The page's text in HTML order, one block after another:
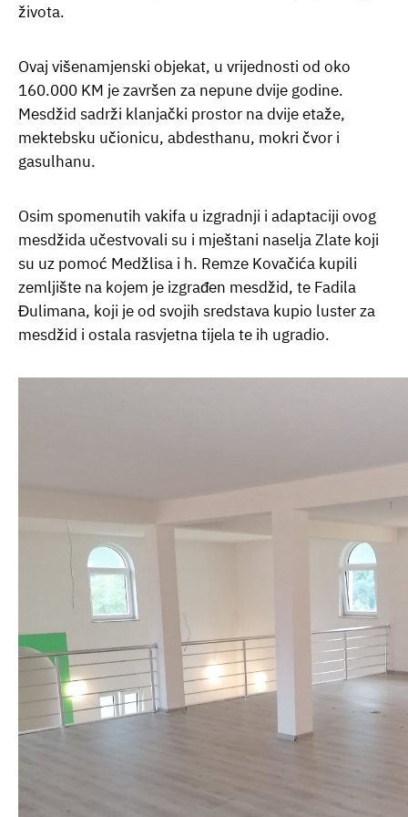
života.
Ovaj višenamjenski objekat, u vrijednosti od oko
160.000 KM je završen za nepune dvije godine.
Mesdžid sadrži klanjački prostor na dvije etaže,
mektebsku učionicu, abdesthanu, mokri čvor i
gasulhanu.
Osim spomenutih vakifa u izgradnji i adaptaciji ovog
mesdžida učestvovali su i mještani naselja Zlate koji
su uz pomoć Medžlisa i h. Remze Kovačića kupili
zemljište na kojem je izgrađen mesdžid, te Fadila
Đulimana, koji je od svojih sredstava kupio luster za
mesdžid i ostala rasvjetna tijela te ih ugradio.